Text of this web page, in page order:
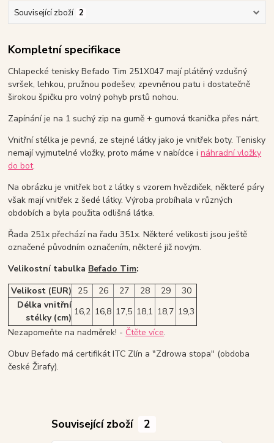
Související zboží 2
Kompletní specifikace
Chlapecké tenisky Befado Tim 251X047 mají plátěný vzdušný
svršek, lehkou, pružnou podešev, zpevněnou patu i dostatečně
širokou špičku pro volný pohyb prstů nohou.
Zapínání je na 1 suchý zip na gumě + gumová tkanička přes nárt.
Vnitřní stélka je pevná, ze stejné látky jako je vnitřek boty. Tenisky
nemají vyjmutelné vložky, proto máme v nabídce ináhradní vložky
do bot.
Na obrázku je vnitřek bot z látky s vzorem hvězdiček, některé páry
však mají vnitřek z šedé látky. Výroba probíhala v různých
obdobích a byla použita odlišná látka.
Řada 251x přechází na řadu 351x. Některé velikosti jsou ještě
označené původním označením, některé již novým.
Velikostní tabulka Befado Tim:
Velikost (EUR)
25 26 27 28 29
30
Délka vnitřní
stélky (cm)
16,2 16,8 17,5 18,1 18,7 19,3
Nezapomeňte na nadměrek! - Čtěte více.
Obuv Befado má certifikát ITC Zlín a "Zdrowa stopa" (obdoba
české Žirafy).
Související zboží 2